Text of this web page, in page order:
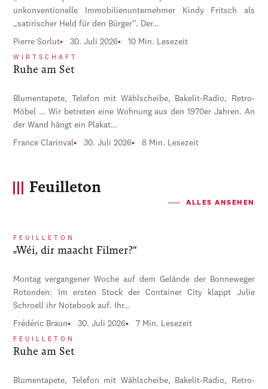
unkonventionelle Immobilienunternehmer Kindy Fritsch als
„satirischer Held für den Bürger“. Der…
Pierre Sorlut 30. Juli 2026 10 Min. Lesezeit
WIRTSCHAFT
Ruhe am Set
Blumentapete, Telefon mit Wählscheibe, Bakelit-Radio, Retro-
Möbel … Wir betreten eine Wohnung aus den 1970er Jahren. An
der Wand hängt ein Plakat…
France Clarinval 30. Juli 2026 8 Min. Lesezeit
Feuilleton
ALLES ANSEHEN
FEUILLETON
„Wéi, dir maacht Filmer?“
Montag vergangener Woche auf dem Gelände der Bonneweger
Rotonden: Im ersten Stock der Container City klappt Julie
Schroell ihr Notebook auf. Ihr…
Frédéric Braun 30. Juli 2026 7 Min. Lesezeit
FEUILLETON
Ruhe am Set
Blumentapete, Telefon mit Wählscheibe, Bakelit-Radio, Retro-